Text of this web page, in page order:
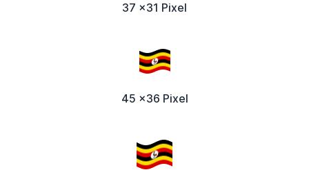
37 x31 Pixel
45 x36 Pixel